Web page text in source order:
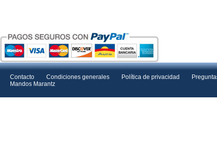
Contacto Condiciones generales Política de privacidad
Mandos Marantz